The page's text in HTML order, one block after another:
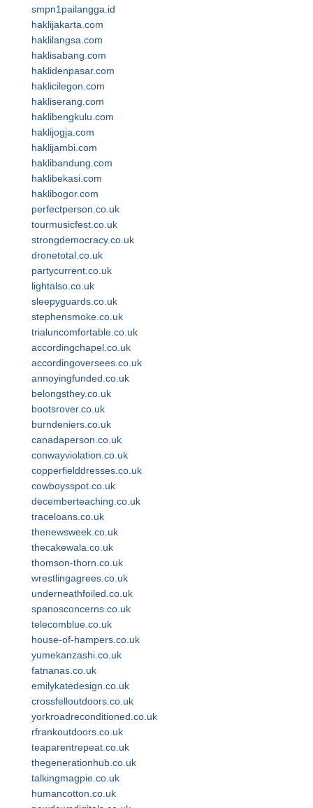
smpn1pailangga.id
haklijakarta.com
haklilangsa.com
haklisabang.com
haklidenpasar.com
haklicilegon.com
hakliserang.com
haklibengkulu.com
haklijogja.com
haklijambi.com
haklibandung.com
haklibekasi.com
haklibogor.com
perfectperson.co.uk
tourmusicfest.co.uk
strongdemocracy.co.uk
dronetotal.co.uk
partycurrent.co.uk
lightalso.co.uk
sleepyguards.co.uk
stephensmoke.co.uk
trialuncomfortable.co.uk
accordingchapel.co.uk
accordingoversees.co.uk
annoyingfunded.co.uk
belongsthey.co.uk
bootsrover.co.uk
burndeniers.co.uk
canadaperson.co.uk
conwayviolation.co.uk
copperfielddresses.co.uk
cowboysspot.co.uk
decemberteaching.co.uk
traceloans.co.uk
thenewsweek.co.uk
thecakewala.co.uk
thomson-thorn.co.uk
wrestlingagrees.co.uk
underneathfoiled.co.uk
spanosconcerns.co.uk
telecomblue.co.uk
house-of-hampers.co.uk
yumekanzashi.co.uk
fatnanas.co.uk
emilykatedesign.co.uk
crossfelloutdoors.co.uk
yorkroadreconditioned.co.uk
rfrankoutdoors.co.uk
teaparentrepeat.co.uk
thegenerationhub.co.uk
talkingmagpie.co.uk
humancotton.co.uk